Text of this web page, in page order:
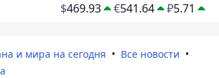
$469.93 €541.64 ₽5.71
и мира на сегодня
Все новости